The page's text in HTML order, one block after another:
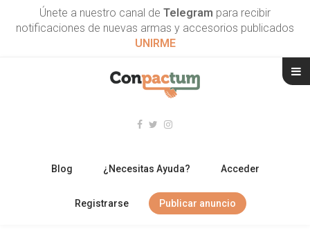
Únete a nuestro canal de Telegram para recibir
notificaciones de nuevas armas y accesorios publicados
UNIRME
Blog ¿Necesitas Ayuda? Acceder
Registrarse Publicar anuncio